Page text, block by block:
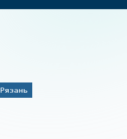
Рязань